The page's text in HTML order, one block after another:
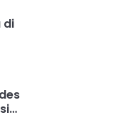
di